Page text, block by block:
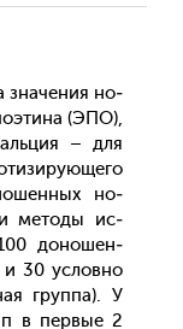
зна­чения но­
(ЭПО),
– для
но­
и ме­тоды ис­
до­ношен­
30 ус­ловно
груп­па). У
в пер­вые 2